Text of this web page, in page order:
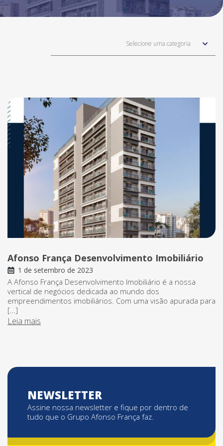
Selecione uma categoria
Afonso França Desenvolvimento Imobiliário
1 de setembro de 2023
A Afonso França Desenvolvimento Imobiliário é a nossa
vertical de negócios dedicada ao mundo dos
empreendimentos imobiliários. Com uma visão apurada para
[…]
Leia mais
NEWSLETTER
Assine nossa newsletter e fique por dentro de
tudo que o Grupo Afonso França faz.